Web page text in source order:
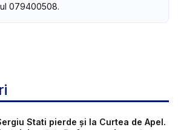
079400508.
Stati pierde și la Curtea de Apel.